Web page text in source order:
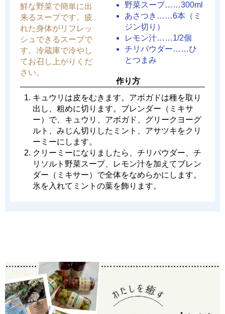
鮮な野菜で簡単に出
来るスープです。疲
れた身体がリフレッ
シュできるスープで
す。冷蔵庫で冷やし
てお召し上がりくだ
さい。
野菜スープ……300ml
あさつき……6本（ミ
ジン切り）
レモン汁……1/2個
チリパウダー……ひ
とつまみ
作り方
キュウリは皮をむきます。アボガドは種を取り
出し、粗めに切ります。ブレンダー（ミキサ
ー）で、キュウリ、アボガド、グリークヨーグ
ルト、みじん切りしたミント、アサツキをクリ
ーミーにします。
クリーミーになりましたら、チリパウダー、チ
リソルト野菜スープ、レモン汁を加えてブレン
ダー（ミキサー）で全体をなめらかにします。
氷を入れてミントの葉を飾ります。